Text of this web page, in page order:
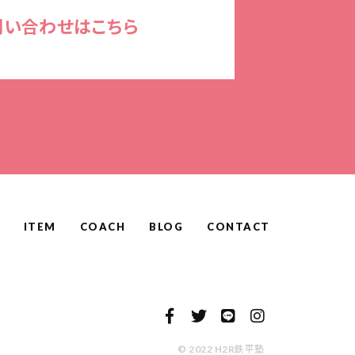
合わせはこちら
ITEM COACH BLOG CONTACT
© 2022 H2R鉄平塾